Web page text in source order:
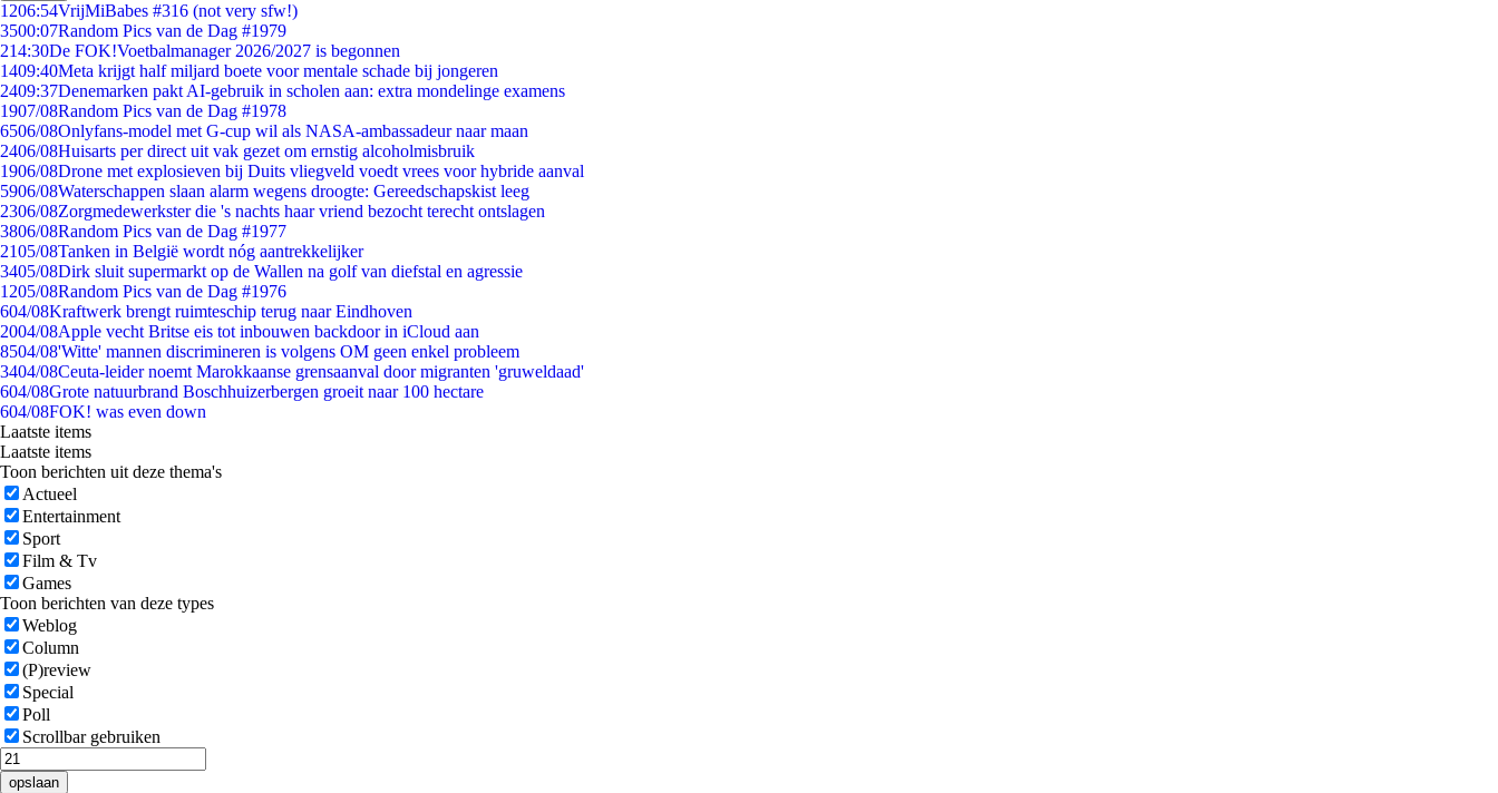
1206:54VrijMiBabes #316 (not very sfw!)
3500:07Random Pics van de Dag #1979
214:30De FOK!Voetbalmanager 2026/2027 is begonnen
1409:40Meta krijgt half miljard boete voor mentale schade bij jongeren
2409:37Denemarken pakt AI-gebruik in scholen aan: extra mondelinge examens
1907/08Random Pics van de Dag #1978
6506/08Onlyfans-model met G-cup wil als NASA-ambassadeur naar maan
2406/08Huisarts per direct uit vak gezet om ernstig alcoholmisbruik
1906/08Drone met explosieven bij Duits vliegveld voedt vrees voor hybride aanval
5906/08Waterschappen slaan alarm wegens droogte: Gereedschapskist leeg
2306/08Zorgmedewerkster die 's nachts haar vriend bezocht terecht ontslagen
3806/08Random Pics van de Dag #1977
2105/08Tanken in België wordt nóg aantrekkelijker
3405/08Dirk sluit supermarkt op de Wallen na golf van diefstal en agressie
1205/08Random Pics van de Dag #1976
604/08Kraftwerk brengt ruimteschip terug naar Eindhoven
2004/08Apple vecht Britse eis tot inbouwen backdoor in iCloud aan
8504/08'Witte' mannen discrimineren is volgens OM geen enkel probleem
3404/08Ceuta-leider noemt Marokkaanse grensaanval door migranten 'gruweldaad'
604/08Grote natuurbrand Boschhuizerbergen groeit naar 100 hectare
604/08FOK! was even down
Laatste items
Laatste items
Toon berichten uit deze thema's
Actueel
Entertainment
Sport
Film & Tv
Games
Toon berichten van deze types
Weblog
Column
(P)review
Special
Poll
Scrollbar gebruiken
opslaan